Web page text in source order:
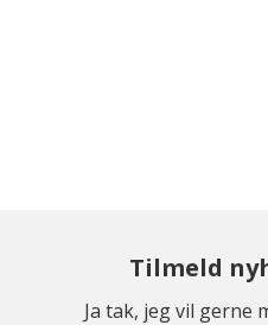
Tilmeld
Ja tak, jeg vil gerne